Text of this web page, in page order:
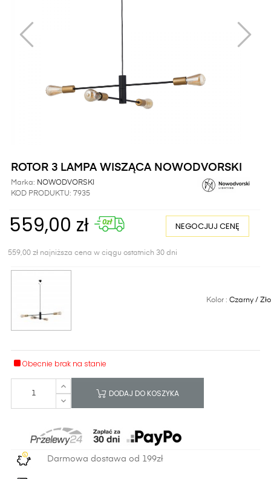
ROTOR 3 LAMPA WISZĄCA NOWODVORSKI
Marka: NOWODVORSKI
KOD PRODUKTU: 7935
559,00 zł NEGOCJUJ CENĘ
559,00 zł najniższa cena w ciągu ostatnich 30 dni
Kolor :Czarny /
Obecnie brak na stanie
DODAJ DO KOSZYKA
Darmowa dostawa od 199zł